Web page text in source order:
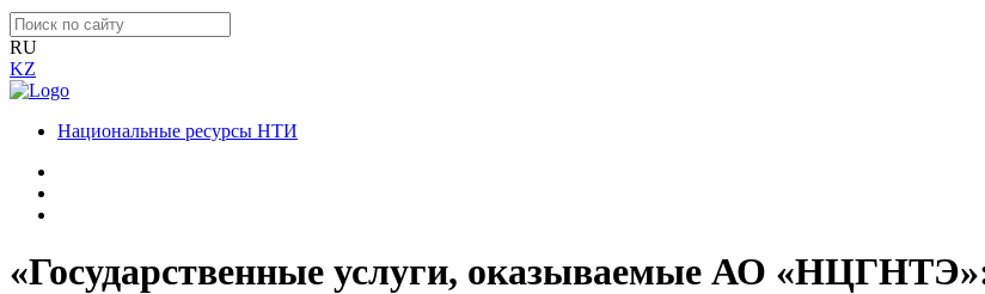
RU
KZ
Национальные ресурсы НТИ
«Государственные услуги, оказываемые АО